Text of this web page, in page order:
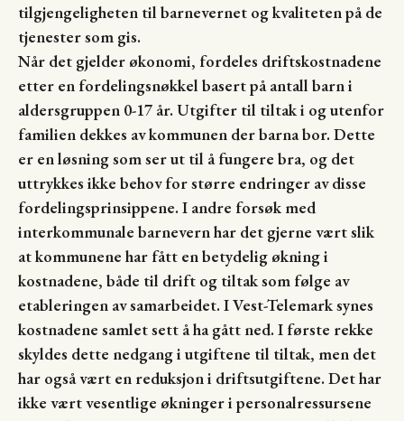
tilgjengeligheten til barnevernet og kvaliteten på de
tjenester som gis.
Når det gjelder økonomi, fordeles driftskostnadene
etter en fordelingsnøkkel basert på antall barn i
aldersgruppen 0-17 år. Utgifter til tiltak i og utenfor
familien dekkes av kommunen der barna bor. Dette
er en løsning som ser ut til å fungere bra, og det
uttrykkes ikke behov for større endringer av disse
fordelingsprinsippene. I andre forsøk med
interkommunale barnevern har det gjerne vært slik
at kommunene har fått en betydelig økning i
kostnadene, både til drift og tiltak som følge av
etableringen av samarbeidet. I Vest-Telemark synes
kostnadene samlet sett å ha gått ned. I første rekke
skyldes dette nedgang i utgiftene til tiltak, men det
har også vært en reduksjon i driftsutgiftene. Det har
ikke vært vesentlige økninger i personalressursene